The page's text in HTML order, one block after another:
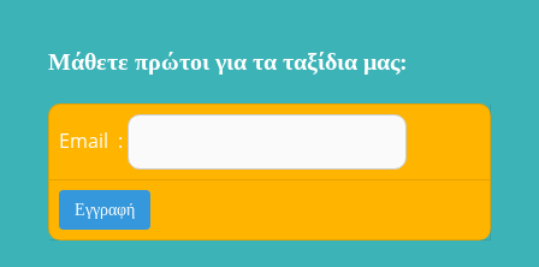
Μάθετε πρώτοι για τα ταξίδια μας:
Email :